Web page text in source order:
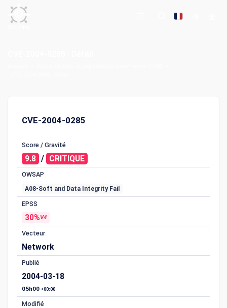
CVE-2004-0285
Score / Gravité
9.8 / CRITIQUE
OWSAP
A08-Soft and Data Integrity Fail
EPSS
30%V4
Vecteur
Network
Publié
2004-03-18
05h00 +00:00
Modifié